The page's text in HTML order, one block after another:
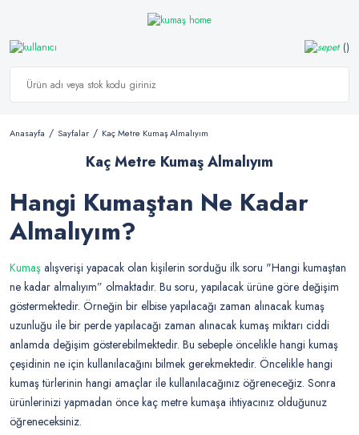
Anasayfa Sayfalar Kaç Metre Kumaş Almalıyım
Kaç Metre Kumaş Almalıyım
Hangi Kumaştan Ne Kadar
Almalıyım?
Kumaş alışverişi yapacak olan kişilerin sorduğu ilk soru "Hangi kumaştan
ne kadar almalıyım” olmaktadır. Bu soru, yapılacak ürüne göre değişim
göstermektedir. Örneğin bir elbise yapılacağı zaman alınacak kumaş
uzunluğu ile bir perde yapılacağı zaman alınacak kumaş miktarı ciddi
anlamda değişim gösterebilmektedir. Bu sebeple öncelikle hangi kumaş
çeşidinin ne için kullanılacağını bilmek gerekmektedir. Öncelikle hangi
kumaş türlerinin hangi amaçlar ile kullanılacağınız öğreneceğiz. Sonra
ürünlerinizi yapmadan önce kaç metre kumaşa ihtiyacınız olduğunuz
öğreneceksiniz.